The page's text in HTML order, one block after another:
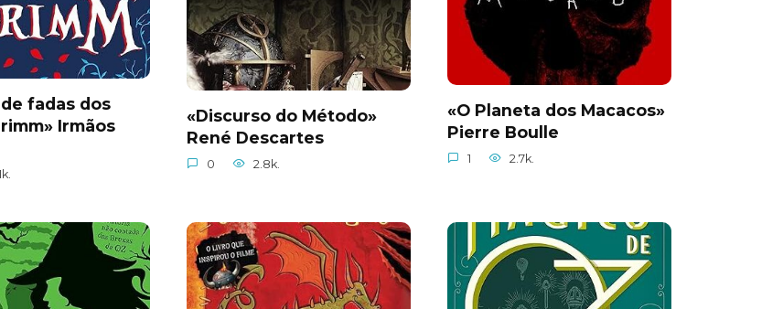
fadas dos
Irmãos
«Discurso do Método»
René Descartes
0 2.8k.
«O Planeta dos Macacos»
Pierre Boulle
1 2.7k.